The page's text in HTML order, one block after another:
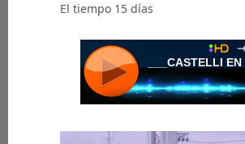
El tiempo 15 días